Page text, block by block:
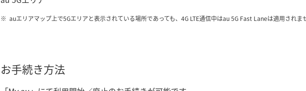
auエリアマップ上で5Gエリアと表示されている場所であっても、4G LTE通信中はau 5G Fast Laneは適用されま
お手続き方法